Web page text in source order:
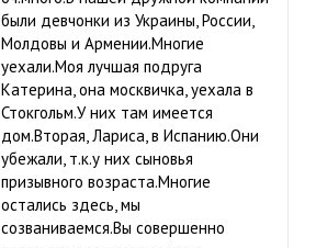
были девчонки из Украины, России,
Молдовы и Армении.Многие
уехали.Моя лучшая подруга
Катерина, она москвичка, уехала в
Стокгольм.У них там имеется
дом.Вторая, Лариса, в Испанию.Они
убежали, т.к.у них сыновья
призывного возраста.Многие
остались здесь, мы
созваниваемся.Вы совершенно